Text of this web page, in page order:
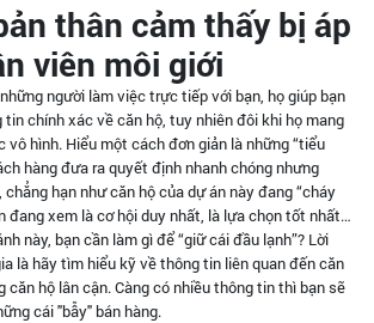
thân cảm thấy bị áp
viên môi giới
người làm việc trực tiếp với bạn, họ giúp bạn
chính xác về căn hộ, tuy nhiên đôi khi họ mang
vô hình. Hiểu một cách đơn giản là những “tiểu
hàng đưa ra quyết định nhanh chóng nhưng
hạn như căn hộ của dự án này đang “cháy
đang xem là cơ hội duy nhất, là lựa chọn tốt nhất…
này, bạn cần làm gì để “giữ cái đầu lạnh”? Lời
là hãy tìm hiểu kỹ về thông tin liên quan đến căn
căn hộ lân cận. Càng có nhiều thông tin thì bạn sẽ
cái "bẫy" bán hàng.